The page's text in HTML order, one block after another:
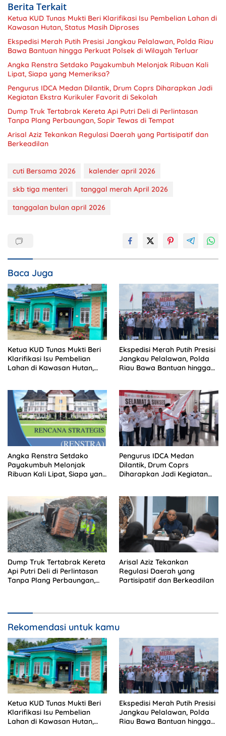
Berita Terkait
Ketua KUD Tunas Mukti Beri Klarifikasi Isu Pembelian Lahan di
Kawasan Hutan, Status Masih Diproses
Ekspedisi Merah Putih Presisi Jangkau Pelalawan, Polda Riau
Bawa Bantuan hingga Perkuat Polsek di Wilayah Terluar
Angka Renstra Setdako Payakumbuh Melonjak Ribuan Kali
Lipat, Siapa yang Memeriksa?
Pengurus IDCA Medan Dilantik, Drum Coprs Diharapkan Jadi
Kegiatan Ekstra Kurikuler Favorit di Sekolah
Dump Truk Tertabrak Kereta Api Putri Deli di Perlintasan
Tanpa Plang Perbaungan, Sopir Tewas di Tempat
Arisal Aziz Tekankan Regulasi Daerah yang Partisipatif dan
Berkeadilan
cuti Bersama 2026
kalender april 2026
skb tiga menteri
tanggal merah April 2026
tanggalan bulan april 2026
Baca Juga
Ketua KUD Tunas Mukti Beri
Klarifikasi Isu Pembelian
Lahan di Kawasan Hutan,
Ekspedisi Merah Putih Presisi
Jangkau Pelalawan, Polda
Riau Bawa Bantuan hingga
Angka Renstra Setdako
Payakumbuh Melonjak
Ribuan Kali Lipat, Siapa yang
Pengurus IDCA Medan
Dilantik, Drum Coprs
Diharapkan Jadi Kegiatan
Dump Truk Tertabrak Kereta
Api Putri Deli di Perlintasan
Tanpa Plang Perbaungan,
Arisal Aziz Tekankan
Regulasi Daerah yang
Partisipatif dan Berkeadilan
Rekomendasi untuk kamu
Ketua KUD Tunas Mukti Beri
Klarifikasi Isu Pembelian
Lahan di Kawasan Hutan,
Ekspedisi Merah Putih Presisi
Jangkau Pelalawan, Polda
Riau Bawa Bantuan hingga